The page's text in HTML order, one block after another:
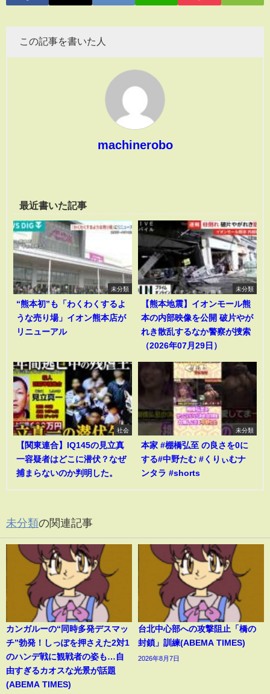
この記事を書いた人
machinerobo
最近書いた記事
未分類
“熊本初”も「わくわくするよ
うな売り場」イオン熊本店が
リニューアル
未分類
【熊本地震】イオンモール熊
本の内部映像を公開 破片やが
れき散乱するなか警察が捜索
（2026年07月29日）
社会
【関東連合】IQ145の見立真
一容疑者はどこに潜伏？なぜ
捕まらないのか判明した。
未分類
本家 #棚橋弘至 の良さを0に
する#中野たむ #くりぃむナ
ンタラ #shorts
未分類の関連記事
カンガルーの“同時多発デスマッ
チ”勃発！しっぽを押さえた2対1
のハンデ戦に観戦者の姿も…自
由すぎるカオスな光景が話題
(ABEMA TIMES)
台北中心部への攻撃阻止「橋の
封鎖」訓練(ABEMA TIMES)
2026年8月7日